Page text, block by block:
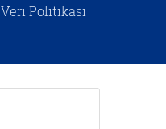
Veri Politikası